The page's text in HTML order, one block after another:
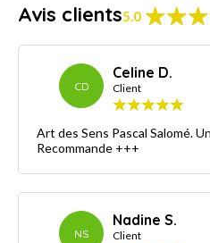
Avis clients5.0
CD
Celine D.
Client
Art des Sens Pascal Salomé.
Recommande +++
NS
Nadine S.
Client